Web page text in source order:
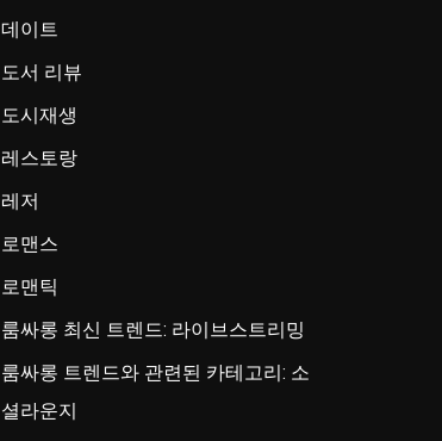
데이트
도서 리뷰
도시재생
레스토랑
레저
로맨스
로맨틱
룸싸롱 최신 트렌드: 라이브스트리밍
룸싸롱 트렌드와 관련된 카테고리: 소
셜라운지